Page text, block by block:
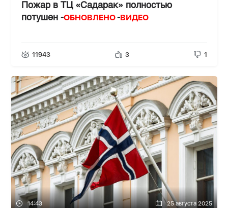
Пожар в ТЦ «Садарак» полностью
потушен -ОБНОВЛЕНО-ВИДЕО
11943 3 1
14:43 25 августа 2025